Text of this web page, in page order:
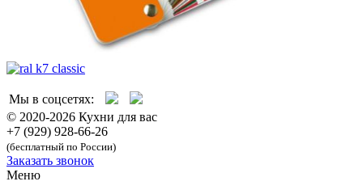
Мы в соцсетях:
© 2020-2026 Кухни для вас
+7 (929) 928-66-26
(бесплатный по России)
Заказать звонок
Меню